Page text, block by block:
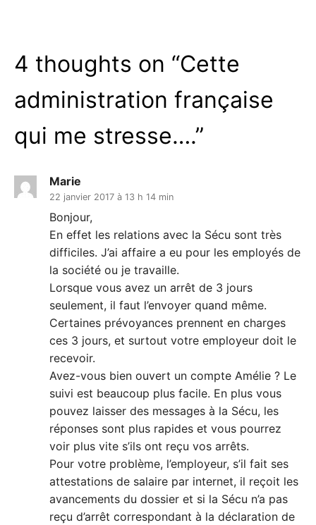
4 thoughts on “Cette
administration française
qui me stresse….”
Marie
22 janvier 2017 à 13 h 14 min
Bonjour,
En effet les relations avec la Sécu sont très
difficiles. J’ai affaire a eu pour les employés de
la société ou je travaille.
Lorsque vous avez un arrêt de 3 jours
seulement, il faut l’envoyer quand même.
Certaines prévoyances prennent en charges
ces 3 jours, et surtout votre employeur doit le
recevoir.
Avez-vous bien ouvert un compte Amélie ? Le
suivi est beaucoup plus facile. En plus vous
pouvez laisser des messages à la Sécu, les
réponses sont plus rapides et vous pourrez
voir plus vite s’ils ont reçu vos arrêts.
Pour votre problème, l’employeur, s’il fait ses
attestations de salaire par internet, il reçoit les
avancements du dossier et si la Sécu n’a pas
reçu d’arrêt correspondant à la déclaration de